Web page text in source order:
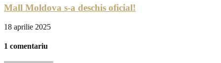
Mall Moldova s-a deschis oficial!
18 aprilie 2025
1 comentariu